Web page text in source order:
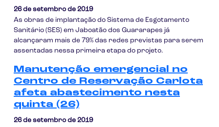
26 de setembro de 2019
As obras de implantação do Sistema de Esgotamento
Sanitário (SES) em Jaboatão dos Guararapes já
alcançaram mais de 79% das redes previstas para serem
assentadas nessa primeira etapa do projeto.
Manutenção emergencial no
Centro de Reservação Carlota
afeta abastecimento nesta
quinta (26)
26 de setembro de 2019